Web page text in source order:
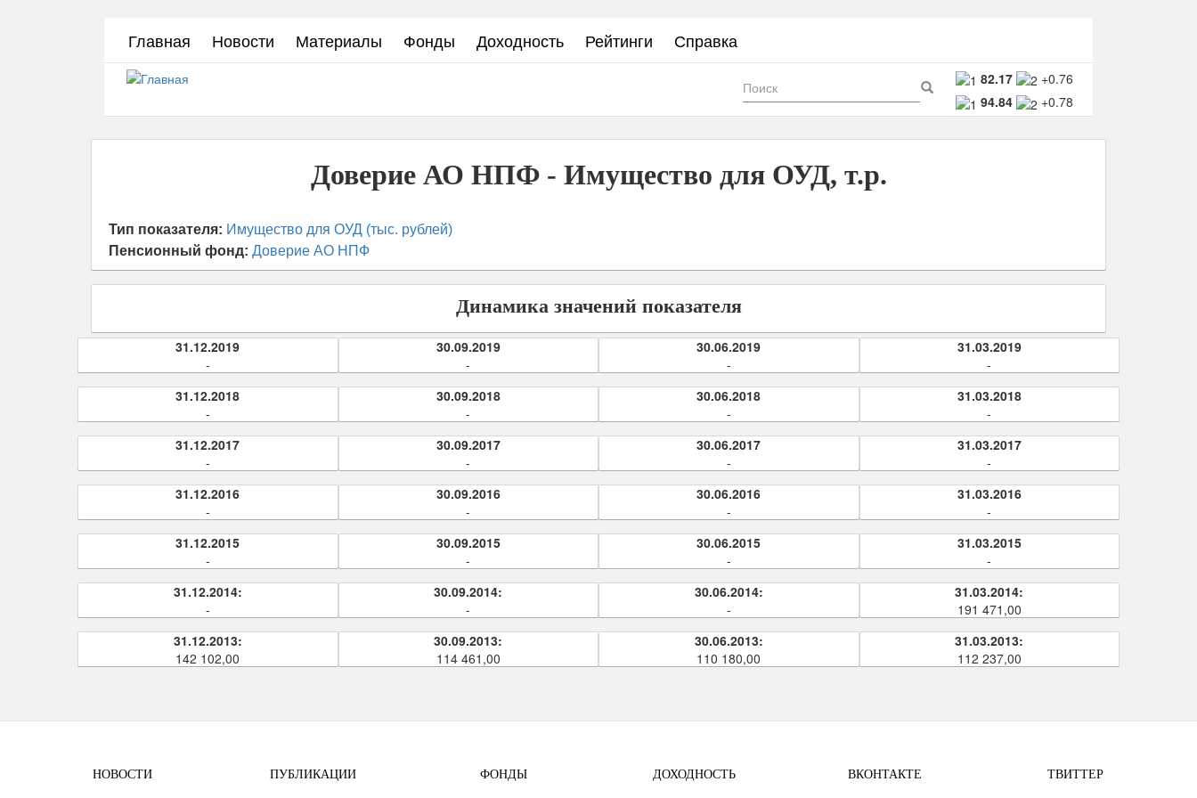
Главная Новости Материалы Фонды Доходность Рейтинги Справка
82.17
+0.76
94.84
+0.78
Форма
поиска Поиск
Доверие АО НПФ - Имущество для ОУД, т.р.
Тип показателя: Имущество для ОУД (тыс. рублей)
Пенсионный фонд: Доверие АО НПФ
Динамика значений показателя
31.12.2019
-
30.09.2019
-
30.06.2019
-
31.03.2019
-
31.12.2018
-
30.09.2018
-
30.06.2018
-
31.03.2018
-
31.12.2017
-
30.09.2017
-
30.06.2017
-
31.03.2017
-
31.12.2016
-
30.09.2016
-
30.06.2016
-
31.03.2016
-
31.12.2015
-
30.09.2015
-
30.06.2015
-
31.03.2015
-
31.12.2014:
-
30.09.2014:
-
30.06.2014:
-
31.03.2014:
191 471,00
31.12.2013:
142 102,00
30.09.2013:
114 461,00
30.06.2013:
110 180,00
31.03.2013:
112 237,00
НОВОСТИ ПУБЛИКАЦИИ ФОНДЫ ДОХОДНОСТЬ ВКОНТАКТЕ ТВИТТЕР